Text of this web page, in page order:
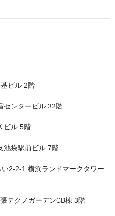
ビル 2階
センタービル 32階
ビル 5階
池袋駅前ビル 7階
2-2-1 横浜ランドマークタワー
テクノガーデンCB棟 3階